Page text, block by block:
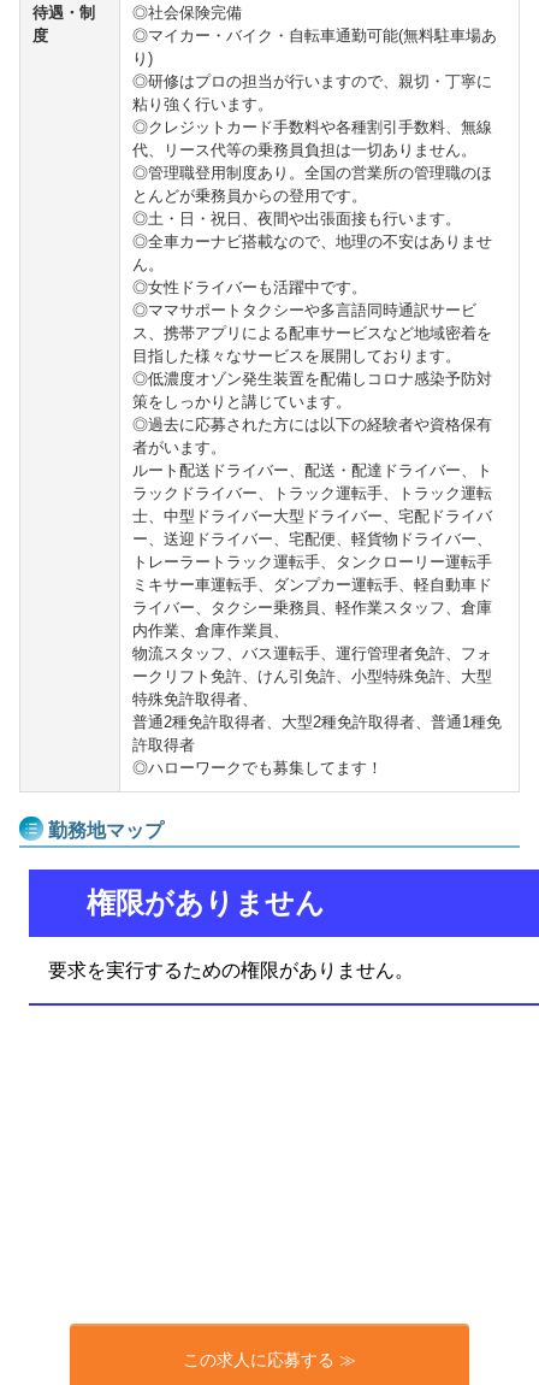
待遇・制
度
◎社会保険完備
◎マイカー・バイク・自転車通勤可能(無料駐車場あ
り)
◎研修はプロの担当が行いますので、親切・丁寧に
粘り強く行います。
◎クレジットカード手数料や各種割引手数料、無線
代、リース代等の乗務員負担は一切ありません。
◎管理職登用制度あり。全国の営業所の管理職のほ
とんどが乗務員からの登用です。
◎土・日・祝日、夜間や出張面接も行います。
◎全車カーナビ搭載なので、地理の不安はありませ
ん。
◎女性ドライバーも活躍中です。
◎ママサポートタクシーや多言語同時通訳サービ
ス、携帯アプリによる配車サービスなど地域密着を
目指した様々なサービスを展開しております。
◎低濃度オゾン発生装置を配備しコロナ感染予防対
策をしっかりと講じています。
◎過去に応募された方には以下の経験者や資格保有
者がいます。
ルート配送ドライバー、配送・配達ドライバー、ト
ラックドライバー、トラック運転手、トラック運転
士、中型ドライバー大型ドライバー、宅配ドライバ
ー、送迎ドライバー、宅配便、軽貨物ドライバー、
トレーラートラック運転手、タンクローリー運転手
ミキサー車運転手、ダンプカー運転手、軽自動車ド
ライバー、タクシー乗務員、軽作業スタッフ、倉庫
内作業、倉庫作業員、
物流スタッフ、バス運転手、運行管理者免許、フォ
ークリフト免許、けん引免許、小型特殊免許、大型
特殊免許取得者、
普通2種免許取得者、大型2種免許取得者、普通1種免
許取得者
◎ハローワークでも募集してます！
勤務地マップ
この求人に応募する ≫